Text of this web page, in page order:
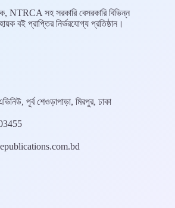
NTRCA সহ সরকারি বেসরকারি বিভিন্ন
বই প্রাপ্তির নির্ভরযোগ্য প্রতিষ্ঠান।
পূর্ব শেওড়াপাড়া, মিরপুর, ঢাকা